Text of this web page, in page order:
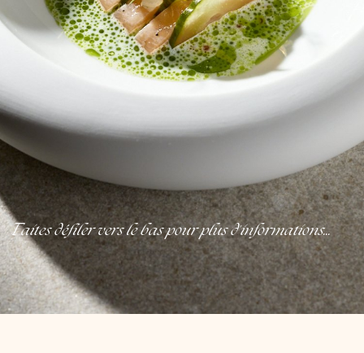
Faites défiler vers le bas pour plus d'informations...